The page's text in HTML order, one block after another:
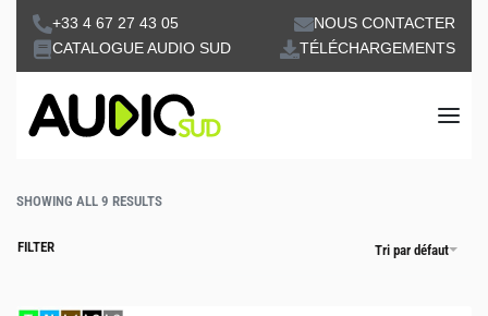
+33 4 67 27 43 05
NOUS CONTACTER
CATALOGUE AUDIO SUD
TÉLÉCHARGEMENTS
SHOWING ALL 9 RESULTS
Tri par défaut
FILTER